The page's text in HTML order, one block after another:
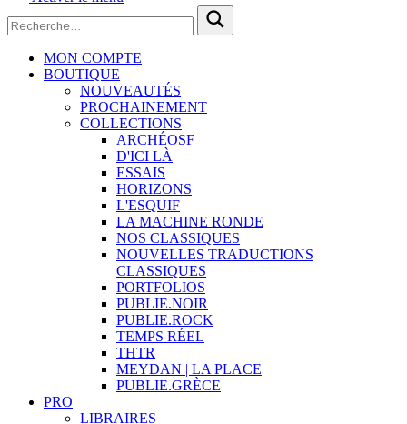
MON COMPTE
BOUTIQUE
NOUVEAUTÉS
PROCHAINEMENT
COLLECTIONS
ARCHÉOSF
D'ICI LÀ
ESSAIS
HORIZONS
L'ESQUIF
LA MACHINE RONDE
NOS CLASSIQUES
NOUVELLES TRADUCTIONS
CLASSIQUES
PORTFOLIOS
PUBLIE.NOIR
PUBLIE.ROCK
TEMPS RÉEL
THTR
MEYDAN | LA PLACE
PUBLIE.GRÈCE
PRO
LIBRAIRES